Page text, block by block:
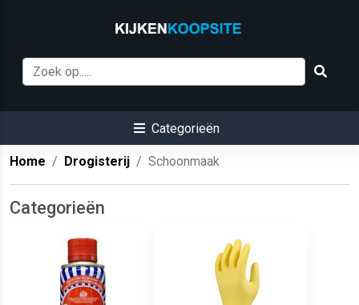
Categorieën
Home Drogisterij Schoonmaak
Categorieën